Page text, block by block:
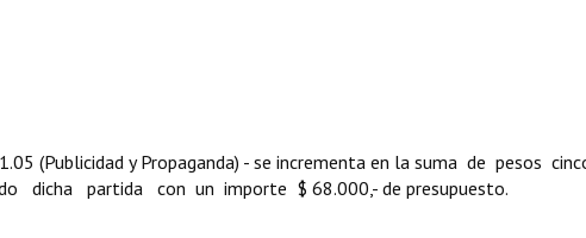
(Publicidad y Propaganda) - se incrementa en la suma de pesos
dicha partida con un importe $ 68.000,- de presupuesto.